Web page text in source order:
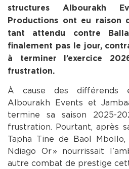
structures Albourakh
Productions ont eu raison
tant attendu contre
finalement pas le jour,
à terminer l’exercice
frustration.
À cause des différends
Albourakh Events et
termine sa saison 2025-
frustration. Pourtant, après
Tapha Tine de Baol
Ndiago Or » nourrissait
autre combat de prestige